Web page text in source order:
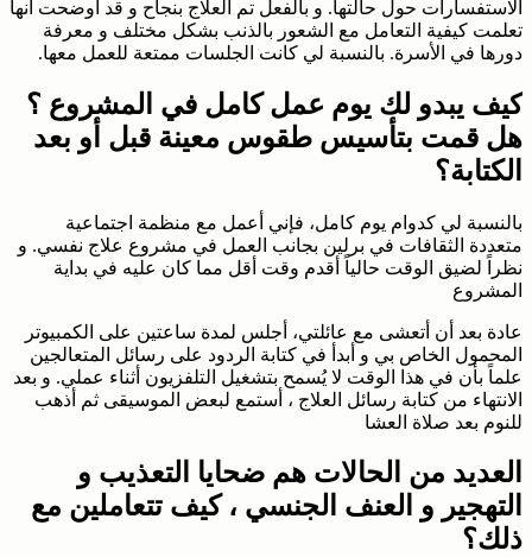
الاستفسارات حول حالتها. و بالفعل تم العلاج بنجاح و قد أوضحت انها
تعلمت كيفية التعامل مع الشعور بالذنب بشكل مختلف و معرفة
دورها في الأسرة. بالنسبة لي كانت الجلسات ممتعة للعمل معها.
كيف يبدو لك يوم عمل كامل في المشروع ؟
هل قمت بتأسيس طقوس معينة قبل أو بعد
الكتابة؟
بالنسبة لي كدوام يوم كامل، فإني أعمل مع منظمة اجتماعية
متعددة الثقافات في برلين بجانب العمل في مشروع علاج نفسي. و
نظراً لضيق الوقت حالياً أقدم وقت أقل مما كان عليه في بداية
المشروع
عادة بعد أن أتعشى مع عائلتي، أجلس لمدة ساعتين على الكمبيوتر
المحمول الخاص بي و أبدأ في كتابة الردود على رسائل المتعالجين
علماً بأن في هذا الوقت لا يُسمح بتشغيل التلفزيون أثناء عملي. و بعد
الانتهاء من كتابة رسائل العلاج ، أستمع لبعض الموسيقى ثم أذهب
للنوم بعد صلاة العشا
العديد من الحالات هم ضحايا التعذيب و
التهجير و العنف الجنسي ، كيف تتعاملين مع
ذلك؟